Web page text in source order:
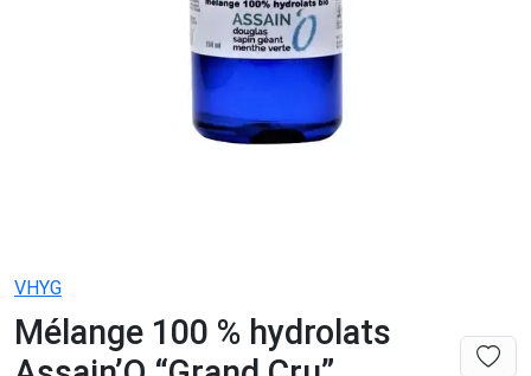
VHYG
Mélange 100 % hydrolats